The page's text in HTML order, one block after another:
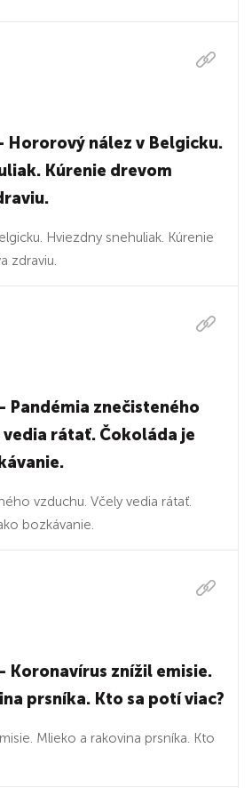
Hororový nález v Belgicku.
Kúrenie drevom
Hviezdny snehuliak. Kúrenie
zdraviu.
Pandémia znečisteného
vedia rátať. Čokoláda je
vzduchu. Včely vedia rátať.
bozkávanie.
Koronavírus znížil emisie.
prsníka. Kto sa potí viac?
Mlieko a rakovina prsníka. Kto